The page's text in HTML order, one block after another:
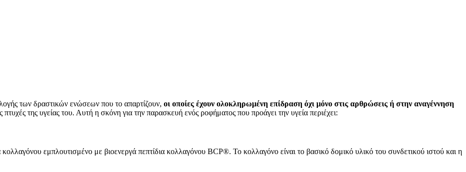
των δραστικών ενώσεων που το απαρτίζουν, οι οποίες έχουν ολοκληρωμένη επίδραση όχι μόνο στις αρθρώσεις ή στην αναγέννηση
πτυχές της υγείας του. Αυτή η σκόνη για την παρασκευή ενός ροφήματος που προάγει την υγεία περιέχει:
εμπλουτισμένο με βιοενεργά πεπτίδια κολλαγόνου BCP®. Το κολλαγόνο είναι το βασικό δομικό υλικό του συνδετικού ιστού και η